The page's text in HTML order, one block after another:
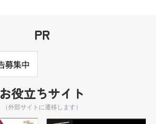
PR
お役立ちサイト
（外部サイトに遷移します）